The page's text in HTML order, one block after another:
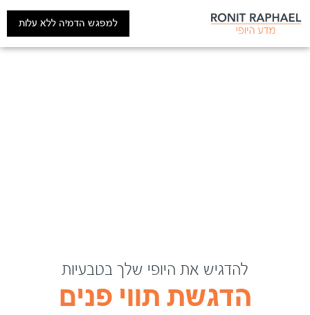
למפגש הדמיה ללא עלות
להדגיש את היופי שלך בטבעיות
הדגשת תווי פנים